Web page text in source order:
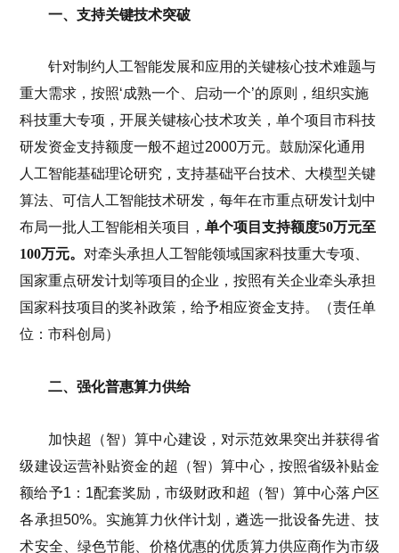
一、支持关键技术突破
针对制约人工智能发展和应用的关键核心技术难题与
重大需求，按照‘成熟一个、启动一个’的原则，组织实施
科技重大专项，开展关键核心技术攻关，单个项目市科技
研发资金支持额度一般不超过2000万元。鼓励深化通用
人工智能基础理论研究，支持基础平台技术、大模型关键
算法、可信人工智能技术研发，每年在市重点研发计划中
布局一批人工智能相关项目，单个项目支持额度50万元至
100万元。 对牵头承担人工智能领域国家科技重大专项、
国家重点研发计划等项目的企业，按照有关企业牵头承担
国家科技项目的奖补政策，给予相应资金支持。（责任单
位：市科创局）
二、强化普惠算力供给
加快超（智）算中心建设，对示范效果突出并获得省
级建设运营补贴资金的超（智）算中心，按照省级补贴金
额给予1：1配套奖励，市级财政和超（智）算中心落户区
各承担50%。实施算力伙伴计划，遴选一批设备先进、技
术安全、绿色节能、价格优惠的优质算力供应商作为市级